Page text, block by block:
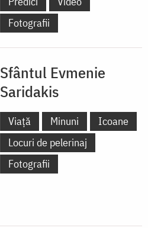
Fotografii
Sfântul Evmenie
Saridakis
Viață Minuni
Icoane
Locuri de pelerinaj
Fotografii